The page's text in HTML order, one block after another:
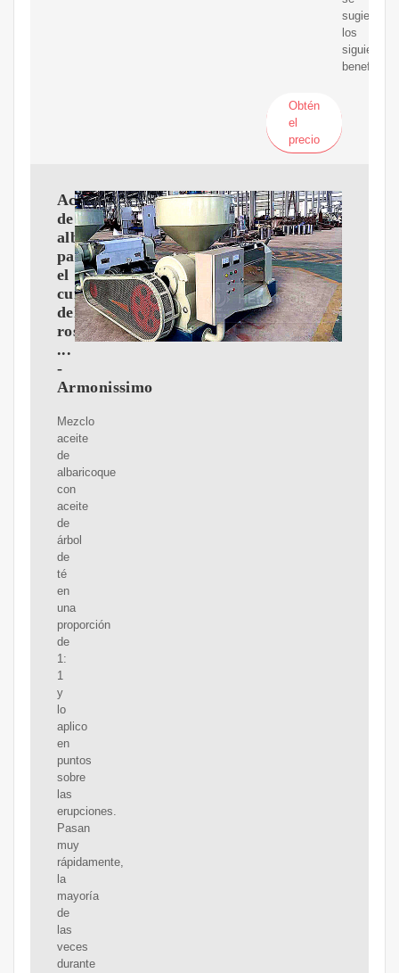
sugieren
los
siguientes
beneficios:
Obtén
el
precio
Aceite
de
albaricoque
para
el
cuidado
del
rostro
...
-
Armonissimo
Mezclo
aceite
de
albaricoque
con
aceite
de
árbol
de
té
en
una
proporción
de
1:
1
y
lo
aplico
en
puntos
sobre
las
erupciones.
Pasan
muy
rápidamente,
la
mayoría
de
las
veces
durante